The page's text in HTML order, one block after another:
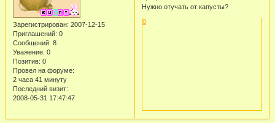
Зарегистрирован: 2007-12-15
Приглашений: 0
Сообщений: 8
Уважение: 0
Позитив: 0
Провел на форуме:
2 часа 41 минуту
Последний визит:
2008-05-31 17:47:47
Нужно отучать от капусты?
0